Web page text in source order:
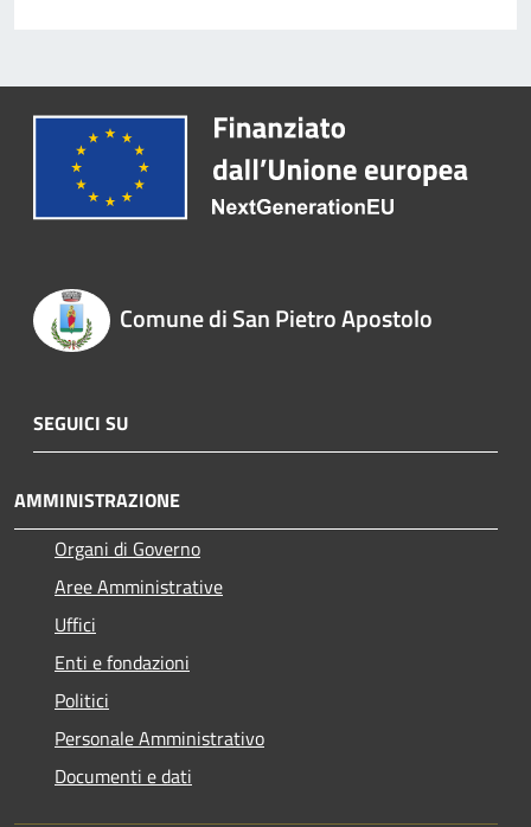
Comune di San Pietro Apostolo
SEGUICI SU
AMMINISTRAZIONE
Organi di Governo
Aree Amministrative
Uffici
Enti e fondazioni
Politici
Personale Amministrativo
Documenti e dati